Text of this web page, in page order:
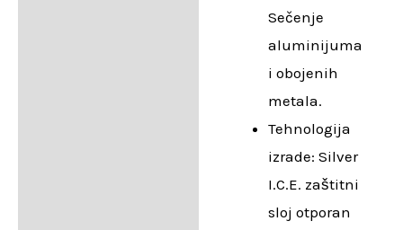
Sečenje
aluminijuma
i obojenih
metala.
Tehnologija
izrade: Silver
I.C.E. zaštitni
sloj otporan